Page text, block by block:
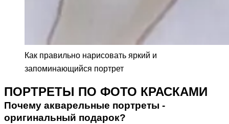
Как правильно нарисовать яркий и
запоминающийся портрет
ПОРТРЕТЫ ПО ФОТО КРАСКАМИ
Почему акварельные портреты -
оригинальный подарок?